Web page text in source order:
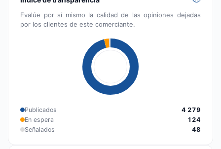
Evalúe por sí mismo la calidad de las opiniones dejadas
por los clientes de este comerciante.
Publicados
4 279
En espera
124
Señalados
48